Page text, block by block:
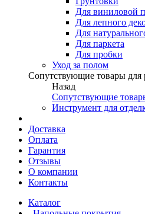
Для виниловой
Для лепного
Для
Для паркета
Для пробки
Уход за полом
Сопутствующие товары для
Назад
Сопутствующие
Инструмент для
Доставка
Оплата
Гарантия
Отзывы
О компании
Контакты
Каталог